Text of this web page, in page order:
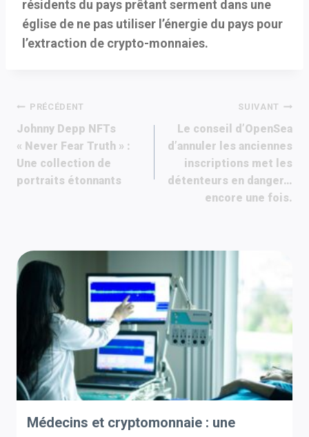
résidents du pays prêtant serment dans une
église de ne pas utiliser l’énergie du pays pour
l’extraction de crypto-monnaies.
Navigation
de
l’article
PRÉCÉDENT
Johnny Depp NFTs
« Never Fear Truth » :
Une collection de
portraits étonnants
SUIVANT
Le conseil d’OpenSea
d’annuler les anciennes
inscriptions met les
détenteurs en danger…
encore une fois.
Médecins et cryptomonnaie : une